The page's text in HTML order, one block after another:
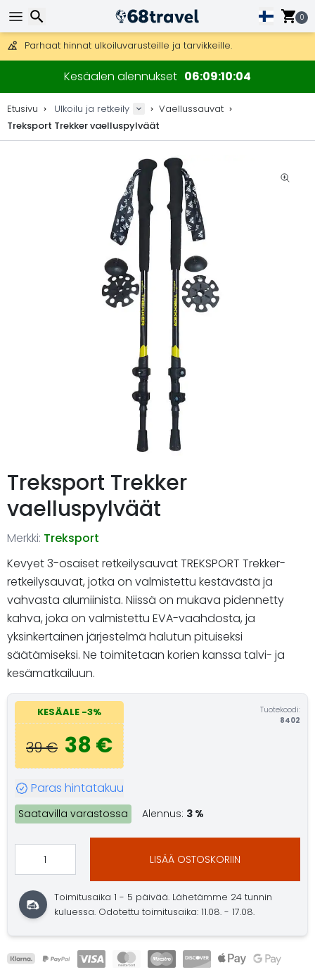
0
Mahdollisuus lähettää DHL Express -lähetyksenä (toimitus 24
30 päivää palautukseen, 90 päivää puukarttoihin ja koristeisiin.
Parhaat hinnat ulkoiluvarusteille ja tarvikkeille.
Kesäalen alennukset 06 09 10 03
Etusivu Ulkoilu ja retkeily
Vaellussauvat
Treksport Trekker vaelluspylväät
Treksport Trekker
vaelluspylväät
Merkki: Treksport
Kevyet 3-osaiset retkeilysauvat TREKSPORT Trekker-
retkeilysauvat, jotka on valmistettu kestävästä ja
vahvasta alumiinista. Niissä on mukava pidennetty
kahva, joka on valmistettu EVA-vaahdosta, ja
yksinkertainen järjestelmä halutun pituiseksi
säätämiseksi. Ne toimitetaan korien kanssa talvi- ja
kesämatkailuun.
KESÄALE -3%
39 € 38 €
Tuotekoodi:
8402
Paras hintatakuu
Saatavilla varastossa Alennus: 3 %
LISÄÄ OSTOSKORIIN
Toimitusaika 1 - 5 päivää. Lähetämme 24 tunnin
kuluessa. Odotettu toimitusaika: 11.08. - 17.08.
Etsi